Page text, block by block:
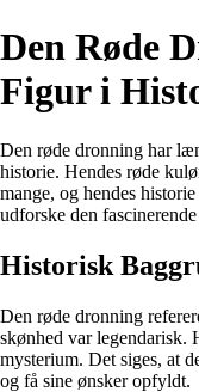
Den Røde
Figur i
Den røde dronning har
historie. Hendes røde
mange, og hendes
udforske den
Historisk
Den røde dronning
skønhed var legendarisk.
mysterium. Det siges, at
og få sine ønsker opfyldt.